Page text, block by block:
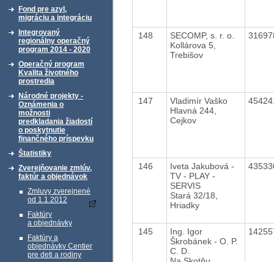
Fond pre azyl,
migráciu a integráciu
Integrovaný
regionálny operačný
program 2014 - 2020
Operačný program
Kvalita životného
prostredia
Národné projekty -
Oznámenia o
možnosti
predkladania žiadostí
o poskytnutie
finančného príspevku
Štatistiky
Zverejňovanie zmlúv,
faktúr a objednávok
Zmluvy zverejnené
od 1.1.2012
Faktúry
a objednávky
Faktúry a
objednávky Centier
pre deti a rodiny
148
SECOMP, s. r. o.
Kollárova 5,
Trebišov
147
Vladimír Vaško
Hlavná 244,
Cejkov
146
Iveta Jakubová -
TV - PLAY -
SERVIS
Stará 32/18,
Hriadky
145
Ing. Igor
Škrobánek - O. P.
C. D.